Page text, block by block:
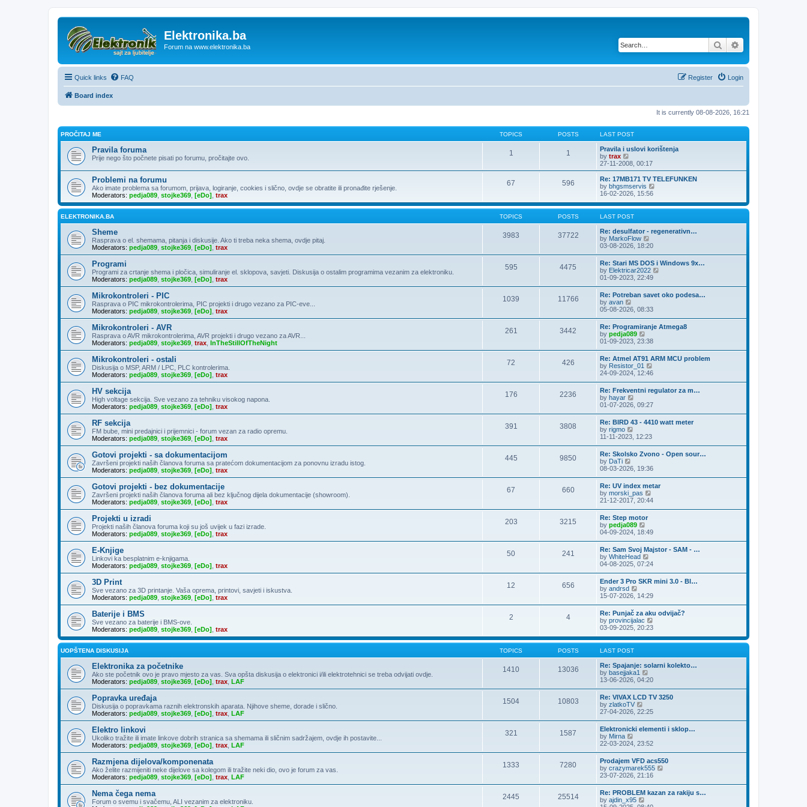
Elektronika.ba
Forum na www.elektronika.ba Search
Quick links FAQ Login
Register
Board index
It is currently 08-08-2026, 16:21
PROČITAJ ME TOPICS POSTS LAST POST
Pravila foruma
Prije nego što počnete pisati po forumu, pročitajte ovo.
1 1
Pravila i uslovi korištenja
by trax
i
e
w
t
h
l
a
t
e
s
t
p
o
s
t
27-11-2008, 00:17
Problemi na forumu
Ako imate problema sa forumom, prijava, logiranje, cookies i slično, ovdje se obratite ili pronađite rješenje.
Moderators: pedja089 stojke369 [eDo] trax
67 596
Re: 17MB171 TV TELEFUNKEN
by bhgsmservis
w
e
l
e
s
t
o
s
16-02-2026, 15:56
ELEKTRONIKA.BA TOPICS POSTS LAST POST
Sheme
Rasprava o el. shemama, pitanja i diskusije. Ako ti treba neka shema, ovdje pitaj.
Moderators: pedja089 stojke369 [eDo] trax
3983 37722
Re: desulfator - regenerativn…
by MarkoFlow
i
w
t
h
e
l
a
e
s
t
p
o
s
t
03-08-2026, 18:20
Programi
Programi za crtanje shema i pločica, simuliranje el. sklopova, savjeti. Diskusija o ostalim programima vezanim za elektroniku.
Moderators: pedja089 stojke369 [eDo] trax
595 4475
Re: Stari MS DOS i Windows 9x…
by Elektricar2022
t
l
a
s
t
p
t
01-09-2023, 22:49
Mikrokontroleri - PIC
Rasprava o PIC mikrokontrolerima, PIC projekti i drugo vezano za PIC-eve...
Moderators: pedja089 stojke369 [eDo] trax
1039 11766
Re: Potreban savet oko podesa…
by avan
i
t
h
e
l
a
t
e
s
t
p
o
s
t
05-08-2026, 08:33
Mikrokontroleri - AVR
Rasprava o AVR mikrokontrolerima, AVR projekti i drugo vezano za AVR...
Moderators: pedja089 stojke369 trax InTheStillOfTheNight
261 3442
Re: Programiranje Atmega8
by pedja089
i
w
t
h
e
l
a
e
s
t
p
o
s
t
01-09-2023, 23:38
Mikrokontroleri - ostali
Diskusija o MSP, ARM / LPC, PLC kontrolerima.
Moderators: pedja089 stojke369 [eDo] trax
72 426
Re: Atmel AT91 ARM MCU problem
by Resistor_01
i
t
h
l
a
s
t
p
o
t
24-09-2024, 12:46
HV sekcija
High voltage sekcija. Sve vezano za tehniku visokog napona.
Moderators: pedja089 stojke369 [eDo] trax
176 2236
Re: Frekventni regulator za m…
by hayar
w
t
h
e
l
a
e
s
t
p
o
s
t
01-07-2026, 09:27
RF sekcija
FM bube, mini predajnici i prijemnici - forum vezan za radio opremu.
Moderators: pedja089 stojke369 [eDo] trax
391 3808
Re: BIRD 43 - 4410 watt meter
by rigmo
t
e
l
a
t
e
s
t
p
o
s
t
11-11-2023, 12:23
Gotovi projekti - sa dokumentacijom
Završeni projekti naših članova foruma sa pratećom dokumentacijom za ponovnu izradu istog.
Moderators: pedja089 stojke369 [eDo] trax
445 9850
Re: Skolsko Zvono - Open sour…
by DaTi
i
w
t
h
e
l
a
t
e
s
t
p
o
s
t
08-03-2026, 19:36
Gotovi projekti - bez dokumentacije
Završeni projekti naših članova foruma ali bez ključnog dijela dokumentacije (showroom).
Moderators: pedja089 stojke369 [eDo] trax
67 660
Re: UV index metar
by morski_pas
i
h
e
l
a
e
s
t
p
o
s
t
21-12-2017, 20:44
Projekti u izradi
Projekti naših članova foruma koji su još uvijek u fazi izrade.
Moderators: pedja089 stojke369 [eDo] trax
203 3215
Re: Step motor
by pedja089
i
w
t
h
e
l
a
e
s
t
p
o
s
t
04-09-2024, 18:49
E-Knjige
Linkovi ka besplatnim e-knjigama.
Moderators: pedja089 stojke369 [eDo] trax
50 241
Re: Sam Svoj Majstor - SAM - …
by WhiteHead
i
w
t
h
e
l
a
t
e
s
t
o
s
04-08-2025, 07:24
3D Print
Sve vezano za 3D printanje. Vaša oprema, printovi, savjeti i iskustva.
Moderators: pedja089 stojke369 [eDo] trax
12 656
Ender 3 Pro SKR mini 3.0 - Bl…
by andrsd
i
t
h
e
l
a
e
s
t
p
o
s
t
15-07-2026, 14:29
Baterije i BMS
Sve vezano za baterije i BMS-ove.
Moderators: pedja089 stojke369 [eDo] trax
2 4
Re: Punjač za aku odvijač?
by provincijalac
w
e
l
e
s
o
s
03-09-2025, 20:23
UOPŠTENA DISKUSIJA TOPICS POSTS LAST POST
Elektronika za početnike
Ako ste početnik ovo je pravo mjesto za vas. Sva opšta diskusija o elektronici i/ili elektrotehnici se treba odvijati ovdje.
Moderators: pedja089 stojke369 [eDo] trax LAF
1410 13036
Re: Spajanje: solarni kolekto…
by basejjaka1
i
w
t
h
e
l
a
e
s
t
p
o
s
t
13-06-2026, 04:20
Popravka uređaja
Diskusija o popravkama raznih elektronskih aparata. Njihove sheme, dorade i slično.
Moderators: pedja089 stojke369 [eDo] trax LAF
1504 10803
Re: VIVAX LCD TV 3250
by zlatkoTV
i
w
t
h
e
l
a
t
e
s
t
p
o
27-04-2026, 22:25
Elektro linkovi
Ukoliko tražite ili imate linkove dobrih stranica sa shemama ili sličnim sadržajem, ovdje ih postavite...
Moderators: pedja089 stojke369 [eDo] trax LAF
321 1587
Elektronicki elementi i sklop…
by Mirna
w
t
h
e
l
a
t
22-03-2024, 23:52
Razmjena dijelova/komponenata
Ako želite razmijeniti neke dijelove sa kolegom ili tražite neki dio, ovo je forum za vas.
Moderators: pedja089 stojke369 [eDo] trax LAF
1333 7280
Prodajem VFD acs550
by crazymarek555
t
23-07-2026, 21:16
Nema čega nema
Forum o svemu i svačemu, ALI vezanim za elektroniku.
2445 25514
Re: PROBLEM kazan za rakiju s…
by ajdin_x95